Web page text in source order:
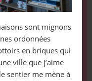
sont mignons
ordonnées
en briques qui
ville que j’aime
sentier me mène à